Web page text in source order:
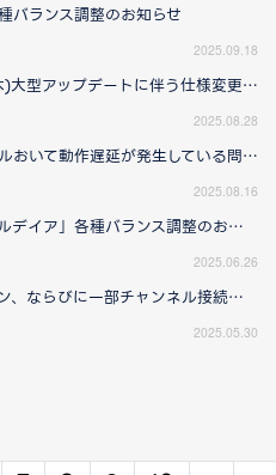
バランス調整のお知らせ
2025.09.18
2025/09/18(木)大型アップデートに伴う仕様変更のお知らせ(2025/8/28 16:00更新)
2025.08.28
一部のチャンネルおいて動作遅延が発生している問題について(2025/8/21 更新)
2025.08.16
「夢幻のエメラルデイア」各種バランス調整のお知らせ
2025.06.26
【復旧】ログイン、ならびに一部チャンネル接続障害のお知らせ
2025.05.30